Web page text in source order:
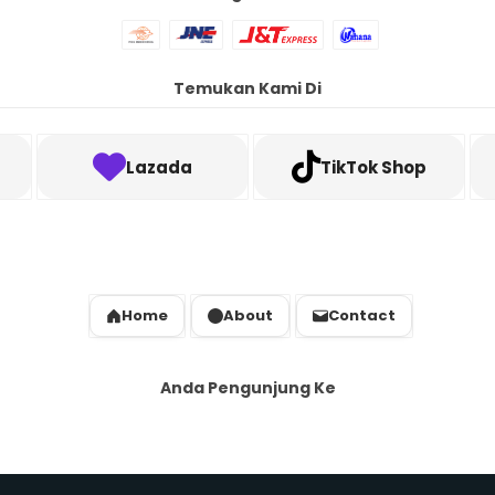
Temukan Kami Di
Lazada TikTok Shop
Home About Contact
Anda Pengunjung Ke